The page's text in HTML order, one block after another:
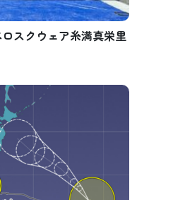
スクウェア糸満真栄里